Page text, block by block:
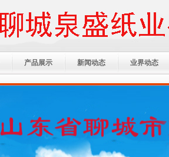
产品展示 新闻动态 业界动态